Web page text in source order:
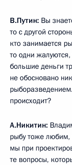
В.Путин: Вы
то с другой
кто занимается
то одни жалуются,
большие деньги
не обосновано
происходит?
А.Никитин:
рыбу тоже любим,
мы при
те вопросы,